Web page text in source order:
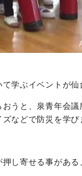
学ぶイベントが仙
うと、泉青年会
などで防災を学び
し寄せる事がある